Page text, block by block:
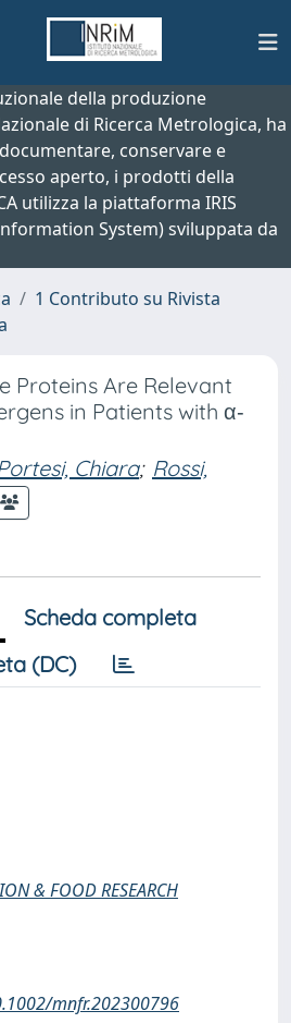
della produzione
di Ricerca Metrologica, ha
conservare e
aperto, i prodotti della
utilizza la piattaforma IRIS
System) sviluppata da
1 Contributo su Rivista
Proteins Are Relevant
in Patients with α‐
Chiara; Rossi,
Scheda completa
(DC)
& FOOD RESEARCH
mnfr.202300796